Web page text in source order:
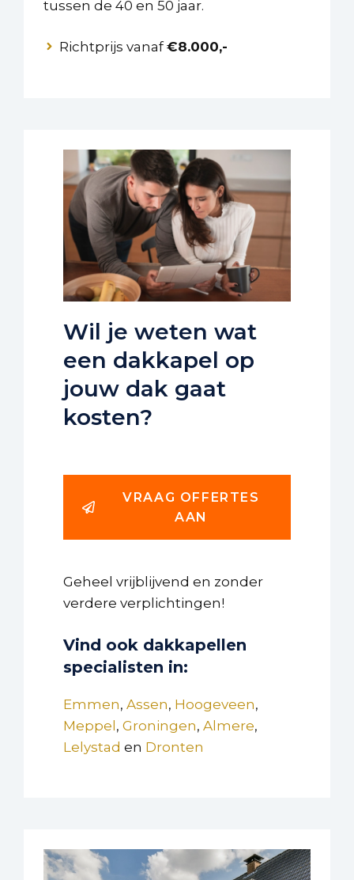
tussen de 40 en 50 jaar.
Richtprijs vanaf€8.000,-
Wil je weten wat
een dakkapel op
jouw dak gaat
kosten?
VRAAG OFFERTES
AAN
Geheel vrijblijvend en zonder
verdere verplichtingen!
Vind ook dakkapellen
specialisten in:
Emmen, Assen, Hoogeveen,
Meppel , Groningen, Almere,
Lelystad en Dronten